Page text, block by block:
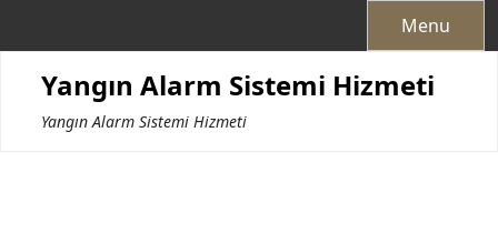
Menu
Yangın Alarm Sistemi Hizmeti
Yangın Alarm Sistemi Hizmeti